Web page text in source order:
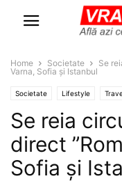
Home Societate
Se
Varna, Sofia și Istanbul
Societate Lifestyle
Se reia
direct
Sofia și